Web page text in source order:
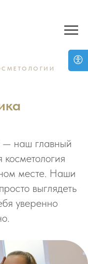
— наш главный
месте. Наши
выглядеть
уверенно